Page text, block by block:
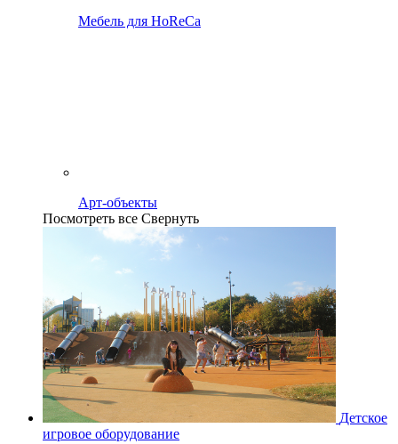
Мебель для HoReCa
Арт-объекты
Посмотреть все Свернуть
Детское
игровое оборудование